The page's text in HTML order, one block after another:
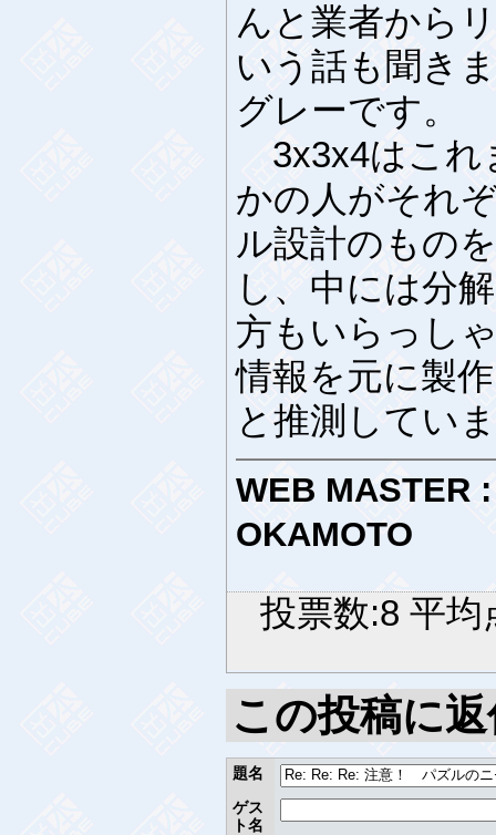
んと業者から
いう話も聞き
グレーです。
3x3x4はこれ
かの人がそれ
ル設計のもの
し、中には分
方もいらっし
情報を元に製
と推測してい
WEB MASTER
OKAMOTO
投票数:8 平
この投稿に
題名
ゲス
ト名